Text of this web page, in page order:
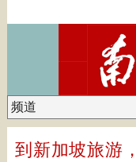
到新加坡旅游